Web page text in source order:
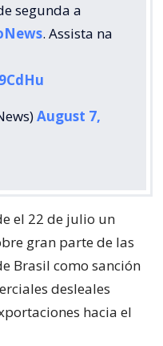
segunda a
. Assista na
August 7,
el 22 de julio un
gran parte de las
Brasil como sanción
desleales
hacia el